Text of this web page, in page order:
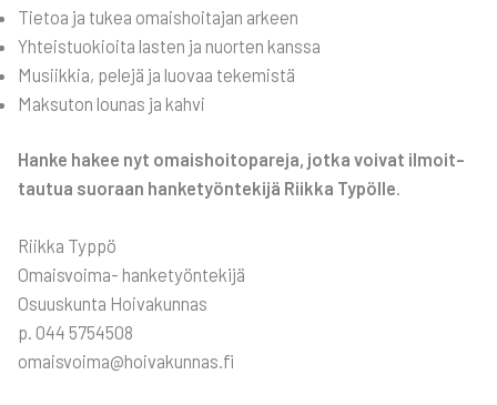
Tie­toa ja tukea omais­hoi­ta­jan arkeen
Yhteis­tuo­kioi­ta las­ten ja nuor­ten kans­sa
Musiik­kia, pele­jä ja luo­vaa teke­mis­tä
Mak­su­ton lou­nas ja kah­vi
Han­ke hakee nyt omais­hoi­to­pa­re­ja, jot­ka voi­vat ilmoit­
tau­tua suo­raan han­ke­työn­te­ki­jä Riik­ka Typöl­le.
Riik­ka Typ­pö
Omais­voi­ma- han­ke­työn­te­ki­jä
Osuus­kun­ta Hoi­va­kun­nas
p. 044 5754508
omaisvoima@hoivakunnas.fi